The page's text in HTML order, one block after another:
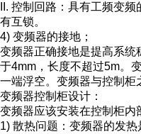
II. 控制回路：具有工频变
有互锁。
4) 变频器的接地；
变频器正确接地是提高系
于4mm，长度不超过5m。
一端浮空。变频器与控制柜
变频器控制柜设计：
变频器应该安装在控制柜内
1) 散热问题：变频器的发